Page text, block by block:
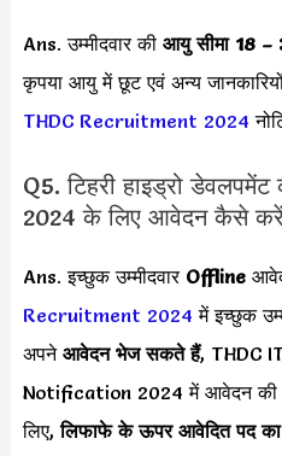
Ans. उम्मीदवार की आयु सीमा 18 –
कृपया आयु में छूट एवं अन्य
THDC Recruitment 2024
Q5. टिहरी हाइड्रो डेवलपमेंट
2024 के लिए आवेदन कैसे
Ans. इच्छुक उम्मीदवार Offline
Recruitment 2024 में इच्छुक
अपने आवेदन भेज सकते हैं, THDC
Notification 2024 में आवेदन की
लिए,लिफाफे के ऊपर आवेदित पद का